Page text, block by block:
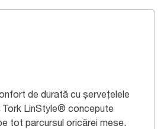
de durată cu șervețelele
Tork LinStyle® concepute
tot parcursul oricărei mese.